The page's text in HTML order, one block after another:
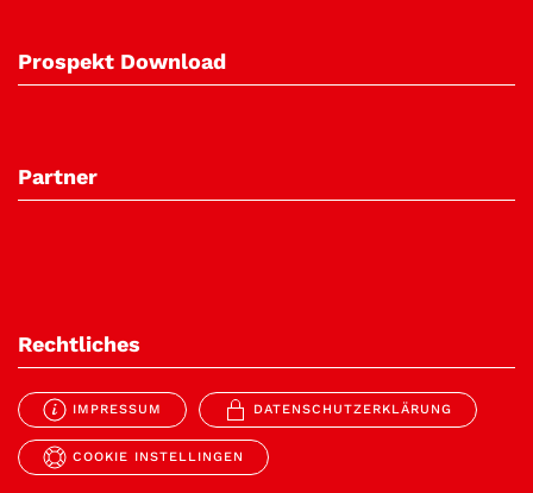
Prospekt Download
Partner
Rechtliches
IMPRESSUM DATENSCHUTZERKLÄRUNG
COOKIE INSTELLINGEN